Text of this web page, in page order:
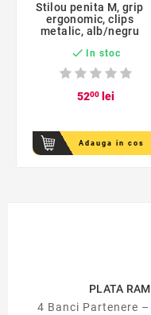
Stilou penita M, grip
ergonomic, clips
metalic, alb/negru
 In stoc
5200lei
Adauga in cos
PLATA
4 Banci Partenere